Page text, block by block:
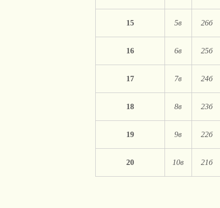
15 5в 26б
16 6в 25б
17 7в 24б
18 8в 23б
19 9в 22б
20 10в 21б